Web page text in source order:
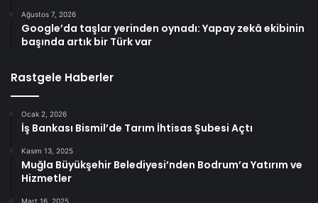
Ağustos 7, 2026
Google’da taşlar yerinden oynadı: Yapay zekâ ekibinin
başında artık bir Türk var
Rastgele Haberler
Ocak 2, 2026
İş Bankası Bismil’de Tarım İhtisas Şubesi Açtı
Kasım 13, 2025
Muğla Büyükşehir Belediyesi’nden Bodrum’a Yatırım ve
Hizmetler
Mart 16, 2025